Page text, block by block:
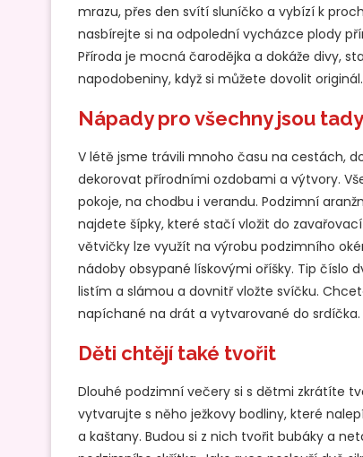
mrazu, přes den svítí sluníčko a vybízí k
nasbírejte si na odpolední vycházce plody
Příroda je mocná čarodějka a dokáže divy,
napodobeniny, když si můžete dovolit originál.
Nápady pro všechny jsou tady
V létě jsme trávili mnoho času na cestách,
dekorovat přírodními ozdobami a výtvory.
pokoje, na chodbu i verandu. Podzimní
najdete šípky, které stačí vložit do
větvičky lze využít na výrobu podzimního
nádoby obsypané lískovými oříšky. Tip číslo
listím a slámou a dovnitř vložte svíčku.
napíchané na drát a vytvarované do
Děti chtějí také tvořit
Dlouhé podzimní večery si s dětmi zkrátíte
vytvarujte s něho ježkovy bodliny, které
a kaštany. Budou si z nich tvořit bubáky a